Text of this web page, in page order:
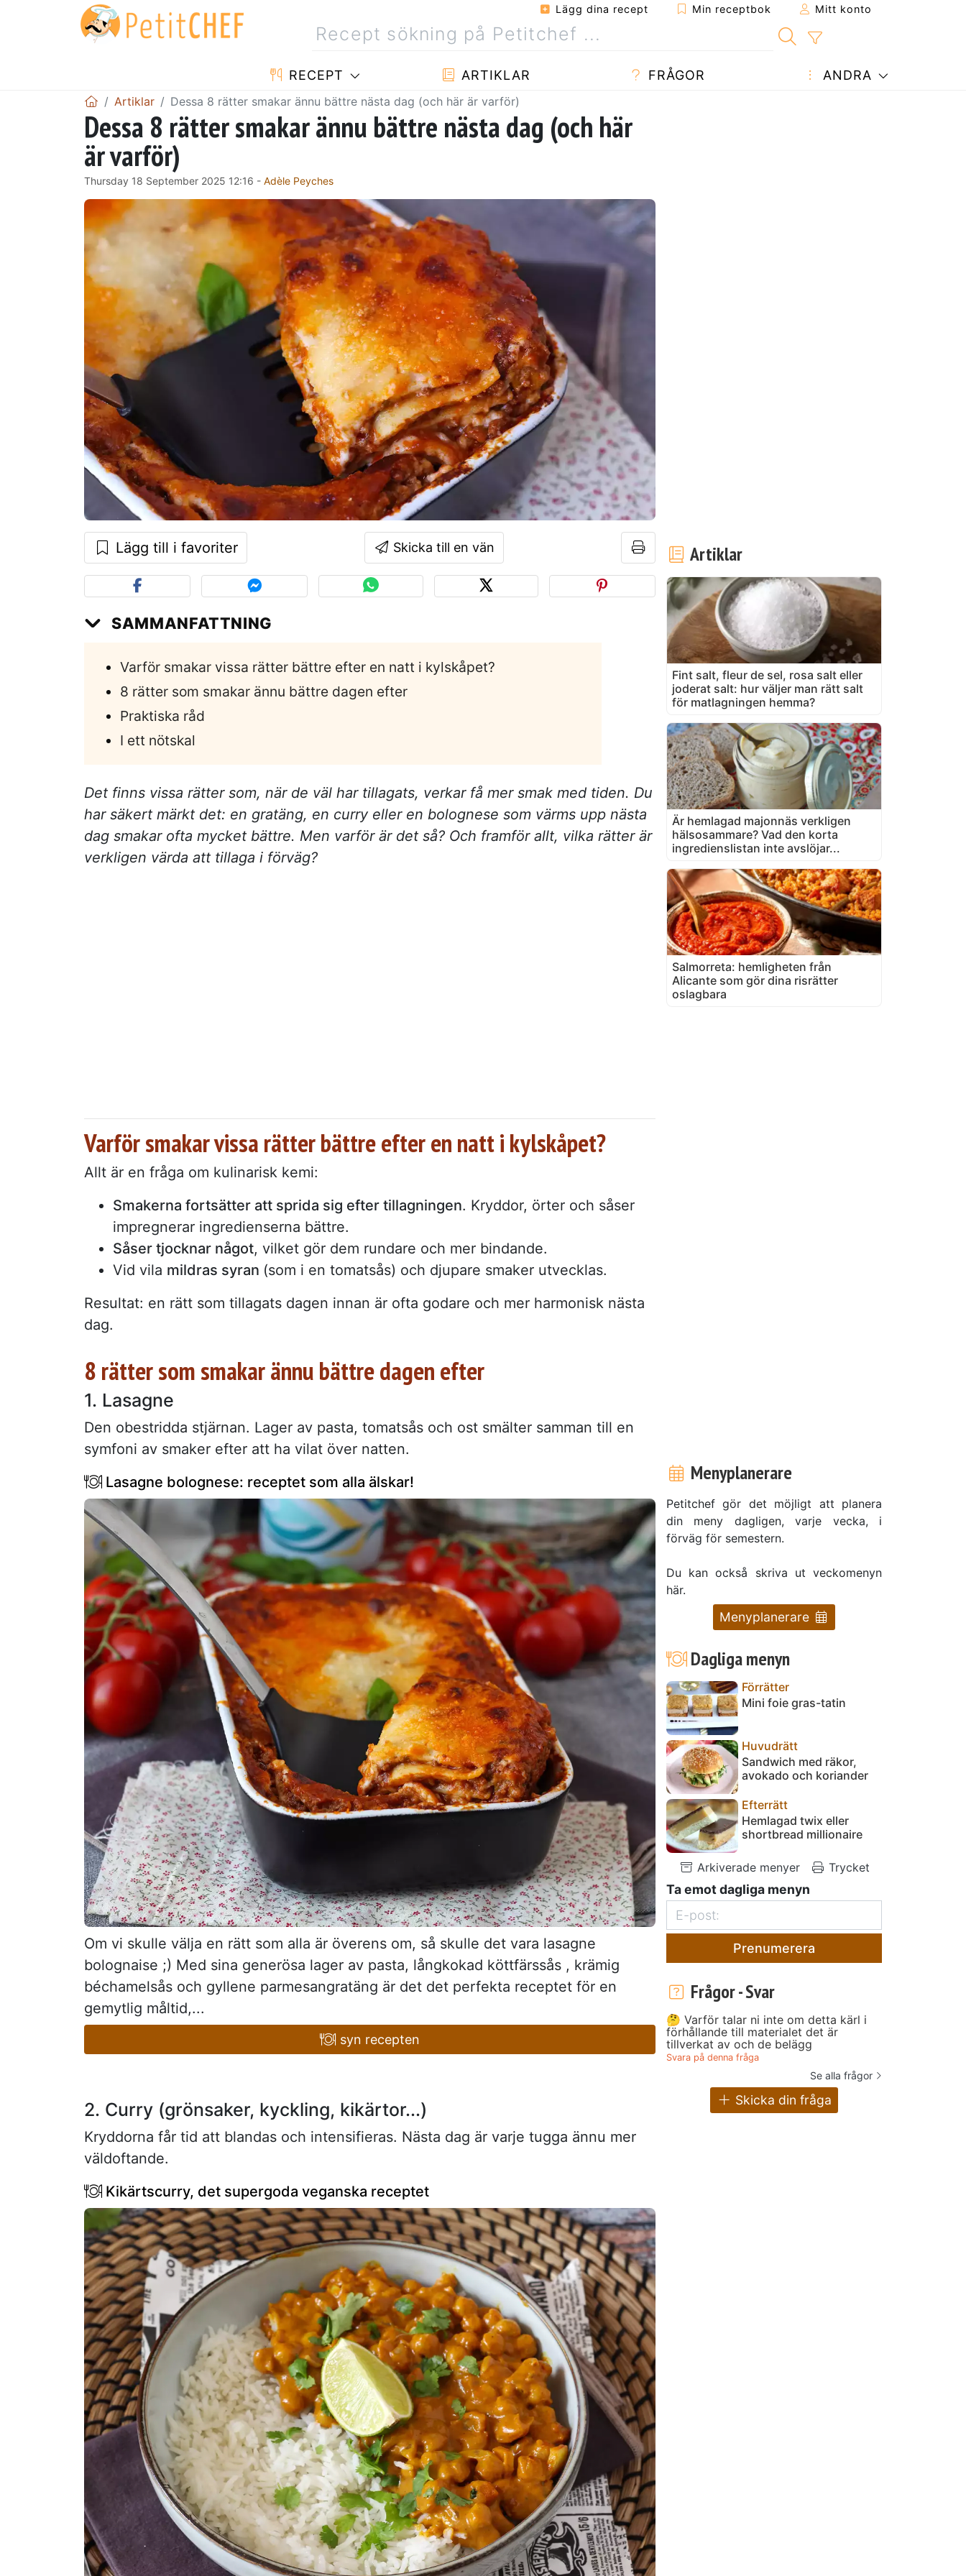
Lägg dina recept Min receptbok Mitt konto
RECEPT ARTIKLAR FRÅGOR ANDRA
Artiklar Dessa 8 rätter smakar ännu bättre nästa dag (och här är varför)
Dessa 8 rätter smakar ännu bättre nästa dag (och här
är varför)
Thursday 18 September 2025 12:16 - Adèle Peyches
Lägg till i favoriter Skicka till en vän
SAMMANFATTNING
Varför smakar vissa rätter bättre efter en natt i kylskåpet?
8 rätter som smakar ännu bättre dagen efter
Praktiska råd
I ett nötskal
Det finns vissa rätter som, när de väl har tillagats, verkar få mer smak med tiden. Du
har säkert märkt det: en gratäng, en curry eller en bolognese som värms upp nästa
dag smakar ofta mycket bättre. Men varför är det så? Och framför allt, vilka rätter är
verkligen värda att tillaga i förväg?
Varför smakar vissa rätter bättre efter en natt i kylskåpet?
Allt är en fråga om kulinarisk kemi:
Smakerna fortsätter att sprida sig efter tillagningen. Kryddor, örter och såser
impregnerar ingredienserna bättre.
Såser tjocknar något, vilket gör dem rundare och mer bindande.
Vid vila mildras syran (som i en tomatsås) och djupare smaker utvecklas.
Resultat: en rätt som tillagats dagen innan är ofta godare och mer harmonisk nästa
dag.
8 rätter som smakar ännu bättre dagen efter
1. Lasagne
Den obestridda stjärnan. Lager av pasta, tomatsås och ost smälter samman till en
symfoni av smaker efter att ha vilat över natten.
Lasagne bolognese: receptet som alla älskar!
Om vi skulle välja en rätt som alla är överens om, så skulle det vara lasagne
bolognaise ;) Med sina generösa lager av pasta, långkokad köttfärssås , krämig
béchamelsås och gyllene parmesangratäng är det det perfekta receptet för en
gemytlig måltid,...
syn recepten
2. Curry (grönsaker, kyckling, kikärtor...)
Kryddorna får tid att blandas och intensifieras. Nästa dag är varje tugga ännu mer
väldoftande.
Kikärtscurry, det supergoda veganska receptet
Artiklar
Fint salt, fleur de sel, rosa salt eller
joderat salt: hur väljer man rätt salt
för matlagningen hemma?
Är hemlagad majonnäs verkligen
hälsosammare? Vad den korta
ingredienslistan inte avslöjar...
Salmorreta: hemligheten från
Alicante som gör dina risrätter
oslagbara
Menyplanerare
Petitchef gör det möjligt att planera
din meny dagligen, varje vecka, i
förväg för semestern.
Du kan också skriva ut veckomenyn
här.
Menyplanerare
Dagliga menyn
Förrätter
Mini foie gras-tatin
Huvudrätt
Sandwich med räkor,
avokado och koriander
Efterrätt
Hemlagad twix eller
shortbread millionaire
Arkiverade menyer Trycket
Ta emot dagliga menyn
Prenumerera
Frågor - Svar
🤔 Varför talar ni inte om detta kärl i
förhållande till materialet det är
tillverkat av och de belägg
Svara på denna fråga
Se alla frågor
Skicka din fråga